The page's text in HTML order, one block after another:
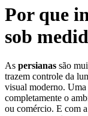
Por que
sob
As persianas são
trazem controle da
visual moderno. Uma
completamente o
ou comércio. E com a